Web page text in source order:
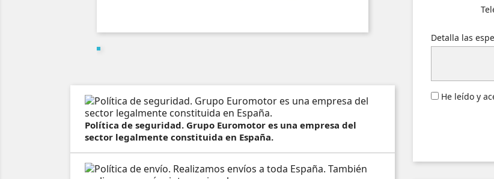
Política de seguridad. Grupo Euromotor es una empresa del
sector legalmente constituida en España.
Detalla las
He leído y